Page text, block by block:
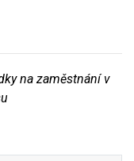
na zaměstnání v